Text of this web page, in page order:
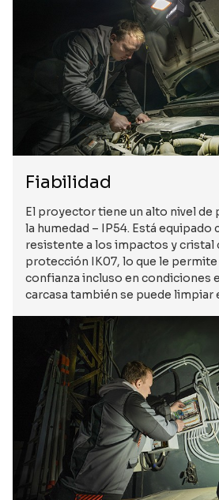
Fiabilidad
El proyector tiene un alto nivel
la humedad – IP54. Está equipado
resistente a los impactos y cristal
protección IK07, lo que le
confianza incluso en condiciones
carcasa también se puede limpiar